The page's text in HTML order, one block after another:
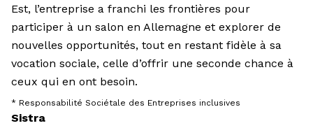
Est, l’entreprise a franchi les frontières pour
participer à un salon en Allemagne et explorer de
nouvelles opportunités, tout en restant fidèle à sa
vocation sociale, celle d’offrir une seconde chance à
ceux qui en ont besoin.
* Responsabilité Sociétale des Entreprises inclusives
Sistra